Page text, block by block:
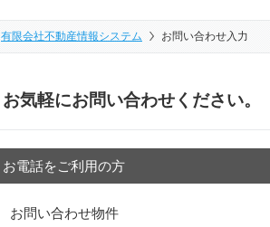
有限会社不動産情報システム お問い合わせ入力
お気軽にお問い合わせください。
お電話をご利用の方
お問い合わせ物件